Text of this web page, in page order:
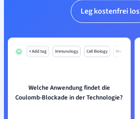
Leg kostenfrei los
+ Add tag Immunology Cell Biology Mo
Welche Anwendung findet die
Coulomb-Blockade in der Technologie?